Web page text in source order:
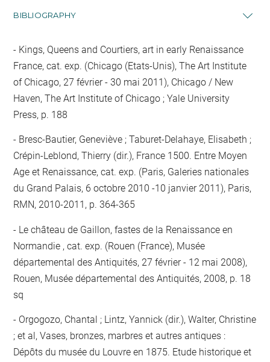
BIBLIOGRAPHY
Kings, Queens and Courtiers, art in early Renaissance
France, cat. exp. (Chicago (Etats-Unis), The Art Institute
of Chicago, 27 février - 30 mai 2011), Chicago / New
Haven, The Art Institute of Chicago ; Yale University
Press, p. 188
Bresc-Bautier, Geneviève ; Taburet-Delahaye, Elisabeth ;
Crépin-Leblond, Thierry (dir.), France 1500. Entre Moyen
Age et Renaissance, cat. exp. (Paris, Galeries nationales
du Grand Palais, 6 octobre 2010 -10 janvier 2011), Paris,
RMN, 2010-2011, p. 364-365
Le château de Gaillon, fastes de la Renaissance en
Normandie , cat. exp. (Rouen (France), Musée
départemental des Antiquités, 27 février - 12 mai 2008),
Rouen, Musée départemental des Antiquités, 2008, p. 18
sq
Orgogozo, Chantal ; Lintz, Yannick (dir.), Walter, Christine
; et al, Vases, bronzes, marbres et autres antiques :
Dépôts du musée du Louvre en 1875. Etude historique et